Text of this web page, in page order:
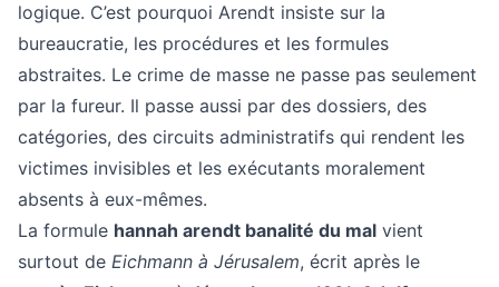
logique. C’est pourquoi Arendt insiste sur la
bureaucratie, les procédures et les formules
abstraites. Le crime de masse ne passe pas seulement
par la fureur. Il passe aussi par des dossiers, des
catégories, des circuits administratifs qui rendent les
victimes invisibles et les exécutants moralement
absents à eux-mêmes.
La formule hannah arendt banalité du mal vient
surtout de Eichmann à Jérusalem, écrit après le